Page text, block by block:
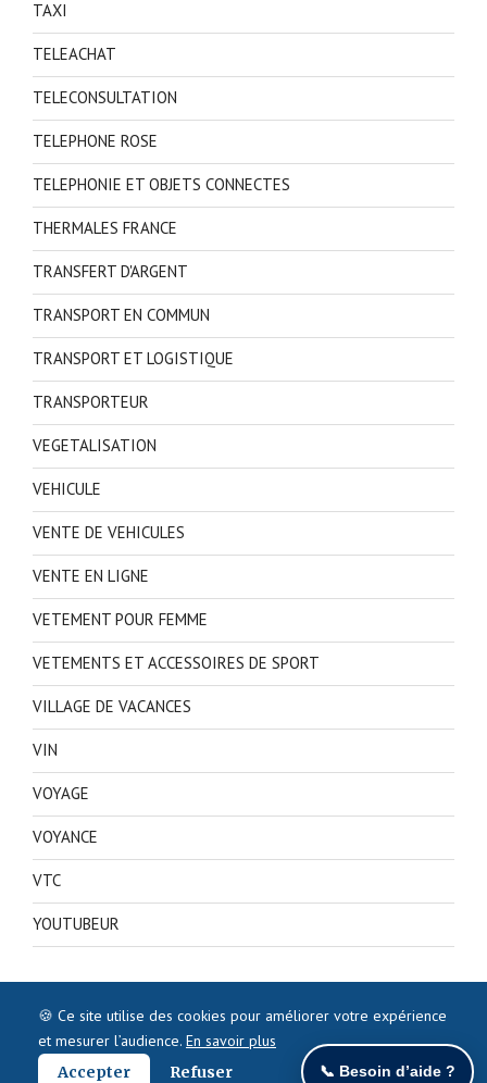
TAXI
TELEACHAT
TELECONSULTATION
TELEPHONE ROSE
TELEPHONIE ET OBJETS CONNECTES
THERMALES FRANCE
TRANSFERT D'ARGENT
TRANSPORT EN COMMUN
TRANSPORT ET LOGISTIQUE
TRANSPORTEUR
VEGETALISATION
VEHICULE
VENTE DE VEHICULES
VENTE EN LIGNE
VETEMENT POUR FEMME
VETEMENTS ET ACCESSOIRES DE SPORT
VILLAGE DE VACANCES
VIN
VOYAGE
VOYANCE
VTC
YOUTUBEUR
🍪 Ce site utilise des cookies pour améliorer votre expérience
et mesurer l’audience. En savoir plus
Accepter
Refuser 📞 Besoin d’aide ?